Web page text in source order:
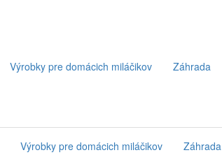
Výrobky pre domácich miláčikov Záhrada
Výrobky pre domácich miláčikov Záhrada